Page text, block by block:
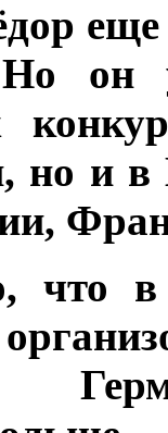
еще
он
но и в
что